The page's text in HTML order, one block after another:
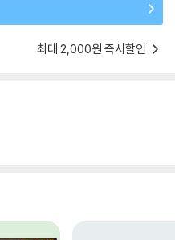
최대 2,000원 즉시할인